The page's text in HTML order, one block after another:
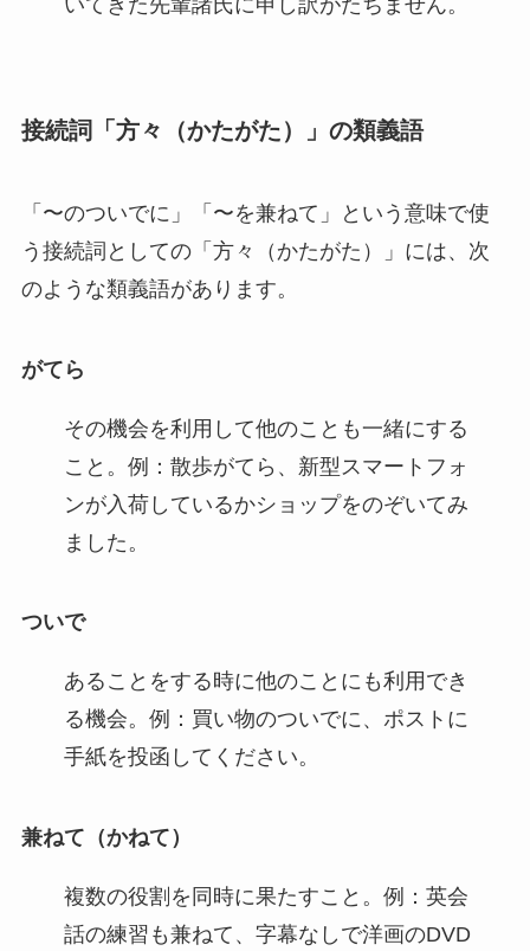
いてきた先輩諸氏に申し訳がたちません。
接続詞「方々（かたがた）」の類義語
「〜のついでに」「〜を兼ねて」という意味で使
う接続詞としての「方々（かたがた）」には、次
のような類義語があります。
がてら
その機会を利用して他のことも一緒にする
こと。例：散歩がてら、新型スマートフォ
ンが入荷しているかショップをのぞいてみ
ました。
ついで
あることをする時に他のことにも利用でき
る機会。例：買い物のついでに、ポストに
手紙を投函してください。
兼ねて（かねて）
複数の役割を同時に果たすこと。例：英会
話の練習も兼ねて、字幕なしで洋画のDVD